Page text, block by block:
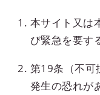
本サイト又は
び緊急を要す
第19条（不可
発生の恐れが